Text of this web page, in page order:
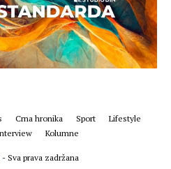
Crna hronika Sport
Lifestyle
Kolumne
- Sva prava zadržana